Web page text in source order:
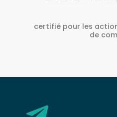
Habilité Inrs sous Le